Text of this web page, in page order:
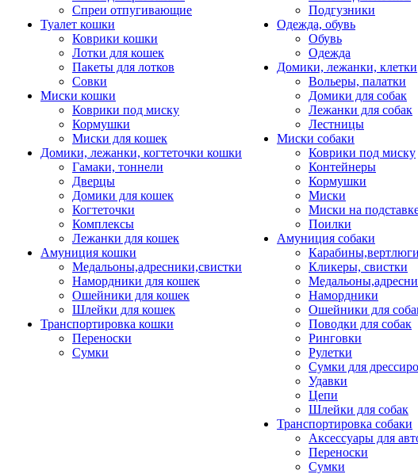
Спреи отпугивающие
Туалет кошки
Коврики кошки
Лотки для кошек
Пакеты для лотков
Совки
Миски кошки
Коврики под миску
Кормушки
Миски для кошек
Домики, лежанки, когтеточки кошки
Гамаки, тоннели
Дверцы
Домики для кошек
Когтеточки
Комплексы
Лежанки для кошек
Амуниция кошки
Медальоны,адресники,свистки
Намордники для кошек
Ошейники для кошек
Шлейки для кошек
Транспортировка кошки
Переноски
Сумки
Подгузники
Одежда, обувь
Обувь
Одежда
Домики, лежанки, клетки
Вольеры, палатки
Домики для собак
Лежанки для собак
Лестницы
Миски собаки
Коврики под миску
Контейнеры
Кормушки
Миски
Миски на
Поилки
Амуниция собаки
Карабины,вертлюги
Кликеры, свистки
Намордники
Ошейники для
Поводки для собак
Ринговки
Рулетки
Сумки для
Удавки
Цепи
Шлейки для собак
Транспортировка собаки
Аксессуары для
Переноски
Сумки